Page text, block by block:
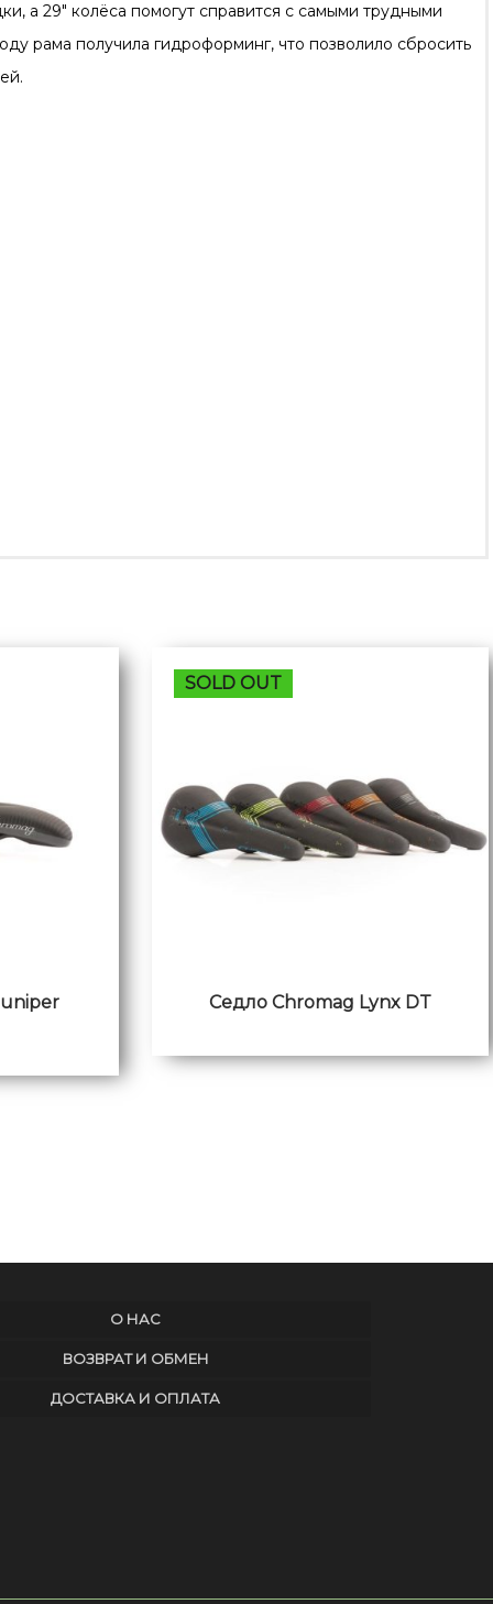
а 29″ колёса помогут справится с самыми трудными
рама получила гидроформинг, что позволило сбросить
SOLD OUT
Седло Chromag Lynx DT
О НАС
ВОЗВРАТ И ОБМЕН
ДОСТАВКА И ОПЛАТА